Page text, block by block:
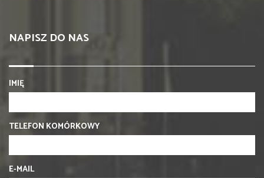
NAPISZ DO NAS
IMIĘ
TELEFON KOMÓRKOWY
E-MAIL